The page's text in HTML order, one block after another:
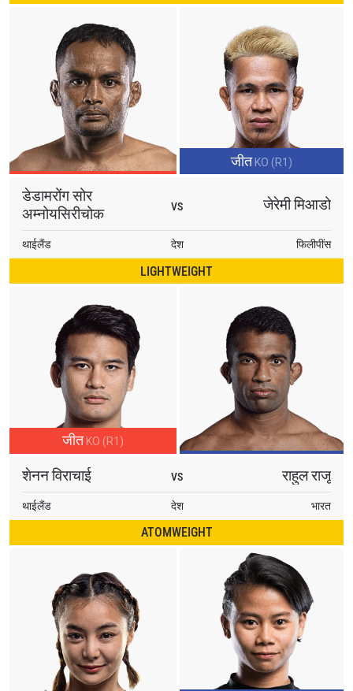
जीत KO (R1)
डेडामरोंग सोर
अम्नोयसिरीचोक
VS जेरेमी मिआडो
थाईलैंड देश फिलीपींस
LIGHTWEIGHT
जीत KO (R1)
शेनन विराचाई VS राहुल राजू
थाईलैंड देश भारत
ATOMWEIGHT